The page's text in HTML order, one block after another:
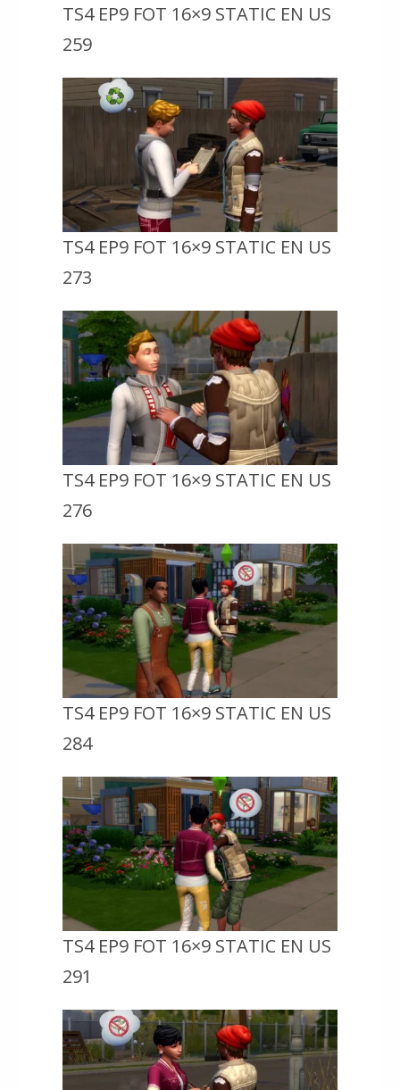
TS4 EP9 FOT 16×9 STATIC EN US
259
TS4 EP9 FOT 16×9 STATIC EN US
273
TS4 EP9 FOT 16×9 STATIC EN US
276
TS4 EP9 FOT 16×9 STATIC EN US
284
TS4 EP9 FOT 16×9 STATIC EN US
291